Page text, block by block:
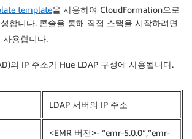
template을 사용하여 CloudFormation으로
합니다. 콘솔을 통해 직접 스택을 시작하려면
사용합니다.
의 IP 주소가 Hue LDAP 구성에 사용됩니다.
LDAP 서버의 IP 주소
<EMR 버전>- “emr-5.0.0″,”emr-